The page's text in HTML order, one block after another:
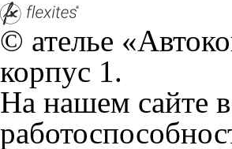
персональных
браузером. Это,
и т.д. Если Вы
согласие на